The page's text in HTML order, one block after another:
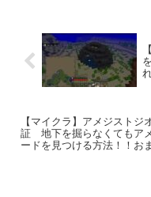
【マイクラ】アメジストジ
証 地下を掘らなくてもア
ードを見つける方法！！お